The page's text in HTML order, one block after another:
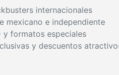
internacionales
mexicano e independiente
y formatos especiales
y descuentos